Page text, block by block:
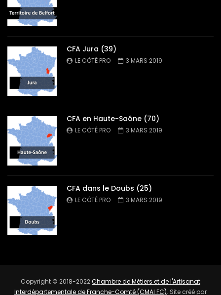
CFA Jura (39)
LE CÔTÉ PRO 3 MARS 2019
CFA en Haute-Saône (70)
LE CÔTÉ PRO 3 MARS 2019
CFA dans le Doubs (25)
LE CÔTÉ PRO 3 MARS 2019
Copyright © 2018-2022Chambre de Métiers et de l'Artisanat
Interdépartementale de Franche-Comté (CMAI FC). Site créé par